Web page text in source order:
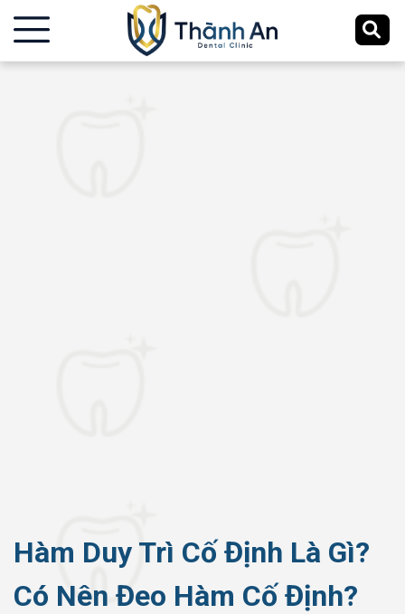
Hàm Duy Trì Cố Định Là Gì?
Có Nên Đeo Hàm Cố Định?